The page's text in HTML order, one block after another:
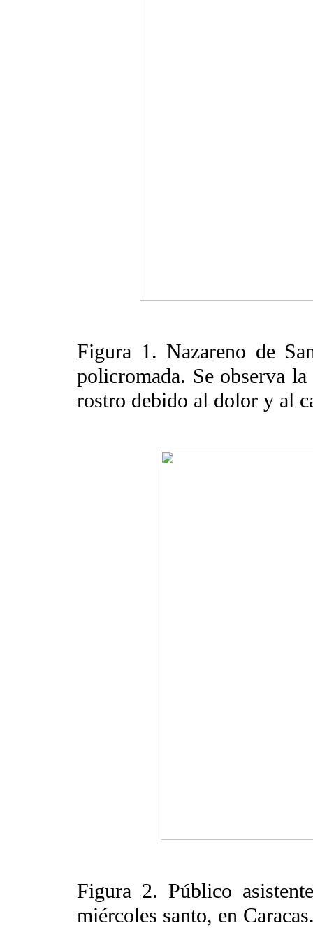
Figura 1. Nazareno de
policromada. Se observa
rostro debido al dolor y al
Figura 2. Público
miércoles santo, en